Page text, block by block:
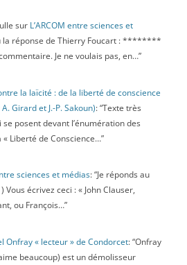
sur L’ARCOM entre sciences et
la réponse de Thierry Foucart : ********
Je ne voulais pas, en…”
la laïcité : de la liberté de conscience
Girard et J.-P. Sakoun): “Texte très
posent devant l’énumération des
Liberté de Conscience…”
sciences et médias: “Je réponds au
écrivez ceci : « John Clauser,
ou François…”
Onfray « lecteur » de Condorcet: “Onfray
beaucoup) est un démolisseur